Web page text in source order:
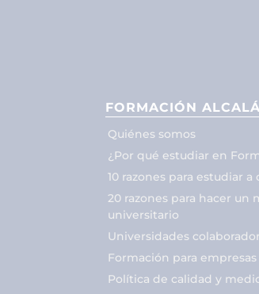
FORMACIÓN ALCALÁ
Quiénes somos
¿Por qué estudiar en
10 razones para estudiar a
20 razones para hacer un
universitario
Universidades
Formación para empresas
Política de calidad y